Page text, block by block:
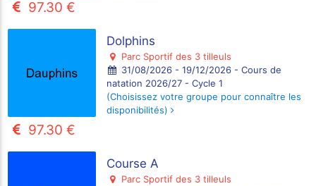
97.30 €
Dolphins
Parc Sportif des 3 tilleuls
31/08/2026 - 19/12/2026 - Cours de
natation 2026/27 - Cycle 1
(Choisissez votre groupe pour connaître les
disponibilités)
97.30 €
Course A
Parc Sportif des 3 tilleuls